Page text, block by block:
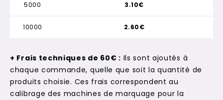
5000
10000
3.10€
2.60€
+ Frais techniques de 60€ : Ils sont ajoutés à
chaque commande, quelle que soit la quantité de
produits choisie. Ces frais correspondent au
calibrage des machines de marquage pour la